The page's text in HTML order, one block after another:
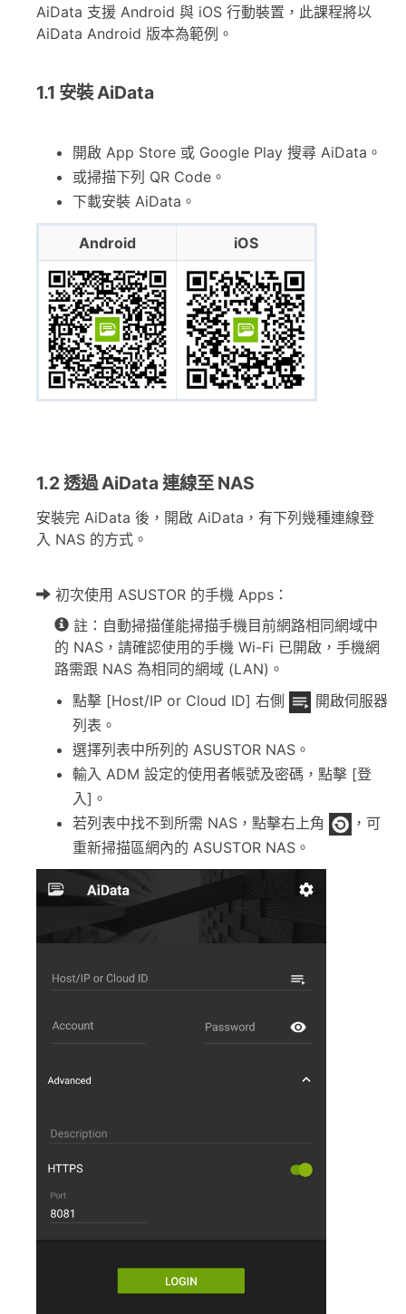
AiData 支援 Android 與 iOS 行動裝置，此課程將以
AiData Android 版本為範例。
1.1 安裝 AiData
開啟 App Store 或 Google Play 搜尋 AiData。
或掃描下列 QR Code。
下載安裝 AiData。
Android iOS
1.2 透過 AiData 連線至 NAS
安裝完 AiData 後，開啟 AiData，有下列幾種連線登
入 NAS 的方式。
初次使用 ASUSTOR 的手機 Apps：
註：自動掃描僅能掃描手機目前網路相同網域中
的 NAS，請確認使用的手機 Wi-Fi 已開啟，手機網
路需跟 NAS 為相同的網域 (LAN)。
點擊 [Host/IP or Cloud ID] 右側
開啟伺服器
列表。
選擇列表中所列的 ASUSTOR NAS。
輸入 ADM 設定的使用者帳號及密碼，點擊 [登
入]。
若列表中找不到所需 NAS，點擊右上角
，可
重新掃描區網內的 ASUSTOR NAS。